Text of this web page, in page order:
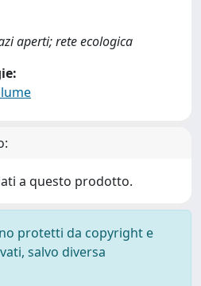
aperti; rete ecologica
a questo prodotto.
protetti da copyright e
salvo diversa